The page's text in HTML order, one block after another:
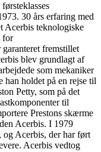
30 års erfaring med
Acerbis teknologiske
for
fremstillet
blev grundlagt af
som mekaniker
han holdet på en rejse til
Petty, som på det
til
Prestons skærme
Acerbis. I 1979
og Acerbis, der har ført
Acerbis vedtog